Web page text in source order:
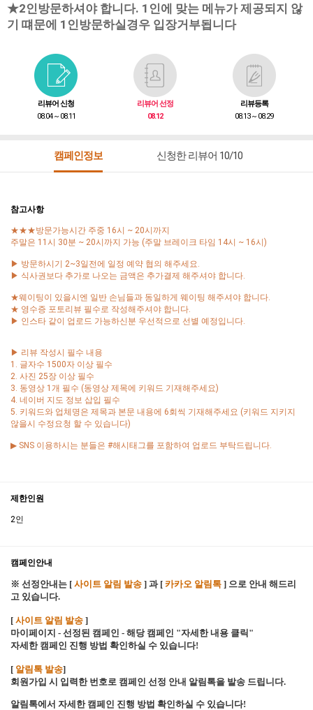
★2인방문하셔야 합니다. 1인에 맞는 메뉴가 제공되지 않
기 떄문에 1인방문하실경우 입장거부됩니다
리뷰어 신청
08.04 ~ 08.11
리뷰어 선정
08.12
리뷰등록
08.13 ~ 08.29
캠페인정보 신청한 리뷰어 10/10
참고사항
★★★방문가능시간 주중 16시 ~ 20시까지
주말은 11시 30분 ~ 20시까지 가능 (주말 브레이크 타임 14시 ~ 16시)
▶ 방문하시기 2~3일전에 일정 예약 협의 해주세요.
▶ 식사권보다 추가로 나오는 금액은 추가결제 해주셔야 합니다.
★웨이팅이 있을시엔 일반 손님들과 동일하게 웨이팅 해주셔야 합니다.
★ 영수증 포토리뷰 필수로 작성해주셔야 합니다.
▶ 인스타 같이 업로드 가능하신분 우선적으로 선별 예정입니다.
▶ 리뷰 작성시 필수 내용
1. 글자수 1500자 이상 필수
2. 사진 25장 이상 필수
3. 동영상 1개 필수 (동영상 제목에 키워드 기재해주세요)
4. 네이버 지도 정보 삽입 필수
5. 키워드와 업체명은 제목과 본문 내용에 6회씩 기재해주세요 (키워드 지키지
않을시 수정요청 할 수 있습니다)
▶ SNS 이용하시는 분들은 #해시태그를 포함하여 업로드 부탁드립니다.
제한인원
2인
캠페인안내
※ 선정안내는 [ 사이트 알림 발송 ] 과 [ 카카오 알림톡 ] 으로 안내 해드리
고 있습니다.
[ 사이트 알림 발송 ]
마이페이지 - 선정된 캠페인 - 해당 캠페인 "자세한 내용 클릭"
자세한 캠페인 진행 방법 확인하실 수 있습니다!
[ 알림톡 발송]
회원가입 시 입력한 번호로 캠페인 선정 안내 알림톡을 발송 드립니다.
알림톡에서 자세한 캠페인 진행 방법 확인하실 수 있습니다!